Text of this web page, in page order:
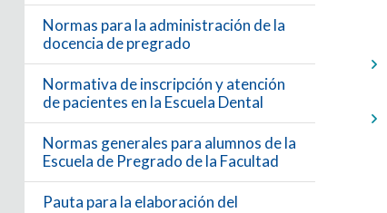
Normas para la administración de la
docencia de pregrado
Normativa de inscripción y atención
de pacientes en la Escuela Dental
Normas generales para alumnos de la
Escuela de Pregrado de la Facultad
Pauta para la elaboración del